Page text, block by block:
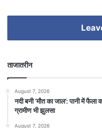
ताजातरीन
August 7, 2026
​नदी बनी ‘मौत का जाल’: पानी में
ग्रामीण भी झुलसा
August 7, 2026